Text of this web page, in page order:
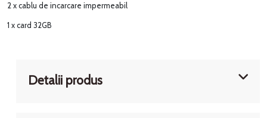
2 x cablu de incarcare impermeabil
1 x card 32GB
Detalii produs